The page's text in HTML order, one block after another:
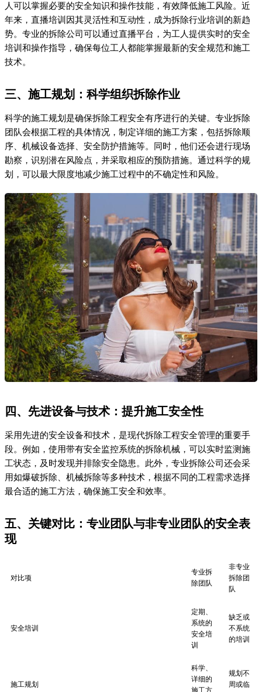
人可以掌握必要的安全知识和操作技能，有效降低施工风险。近
年来，直播培训因其灵活性和互动性，成为拆除行业培训的新趋
势。专业的拆除公司可以通过直播平台，为工人提供实时的安全
培训和操作指导，确保每位工人都能掌握最新的安全规范和施工
技术。
三、施工规划：科学组织拆除作业
科学的施工规划是确保拆除工程安全有序进行的关键。专业拆除
团队会根据工程的具体情况，制定详细的施工方案，包括拆除顺
序、机械设备选择、安全防护措施等。同时，他们还会进行现场
勘察，识别潜在风险点，并采取相应的预防措施。通过科学的规
划，可以最大限度地减少施工过程中的不确定性和风险。
四、先进设备与技术：提升施工安全性
采用先进的安全设备和技术，是现代拆除工程安全管理的重要手
段。例如，使用带有安全监控系统的拆除机械，可以实时监测施
工状态，及时发现并排除安全隐患。此外，专业拆除公司还会采
用如爆破拆除、机械拆除等多种技术，根据不同的工程需求选择
最合适的施工方法，确保施工安全和效率。
五、关键对比：专业团队与非专业团队的安全表
现
对比项
专业拆
除团队
非专业
拆除团
队
安全培训
定期、
系统的
安全培
训
缺乏或
不系统
的培训
施工规划
科学、
详细的
施工方
规划不
周或临